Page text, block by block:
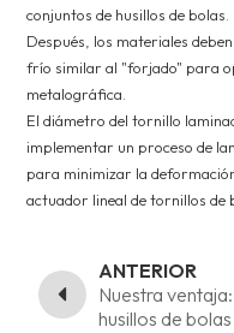
conjuntos de husillos de bolas.
Después, los materiales
frío similar al "forjado" para
metalográfica.
El diámetro del tornillo
implementar un proceso de
para minimizar la
actuador lineal de tornillos de
ANTERIOR
Nuestra
husillos de bolas